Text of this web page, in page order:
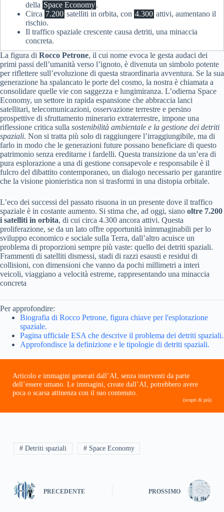
della Space Economy.
Circa 7.200 satelliti in orbita, con 4.300 attivi, aumentano il
rischio.
Il traffico spaziale crescente causa detriti, una minaccia
concreta.
La figura di Rocco Petrone, il cui nome evoca le gesta audaci dei
primi passi dell’umanità verso l’ignoto, è divenuta un simbolo potente
per riflettere sull’evoluzione di questa straordinaria avventura. Se la sua
generazione ha spalancato le porte del cosmo, la nostra è chiamata a
consolidare quelle vie con saggezza e lungimiranza. L’odierna Space
Economy, un settore in rapida espansione che abbraccia lanci
satellitari, telecomunicazioni, osservazione terrestre e persino
prospettive di sfruttamento minerario extraterrestre, impone una
riflessione critica sulla sostenibilità ambientale e la gestione dei detriti
spaziali. Non si tratta più solo di raggiungere l’irraggiungibile, ma di
farlo in modo che le generazioni future possano beneficiare di questo
patrimonio senza ereditarne i fardelli. Questa transizione da un’era di
pura esplorazione a una di gestione consapevole e responsabile è il
fulcro del dibattito contemporaneo, un dialogo necessario per garantire
che la visione pionieristica non si trasformi in una distopia orbitale.
L’eco dei successi del passato risuona in un presente dove il traffico
spaziale è in costante aumento. Si stima che, ad oggi, siano oltre 7.200
i satelliti in orbita, di cui circa 4.300 ancora attivi. Questa
proliferazione, se da un lato offre opportunità inimmaginabili per lo
sviluppo economico e sociale sulla Terra, dall’altro acuisce un
problema di proporzioni sempre più vaste: quello dei detriti spaziali.
Frammenti di satelliti dismessi, stadi di razzi esausti e residui di
collisioni, con dimensioni che vanno da pochi millimetri a interi
veicoli, viaggiano a velocità estreme, rappresentando una minaccia
concreta
Per approfondire:
Biografia di Rocco Petrone, figura chiave per l'esplorazione
spaziale.
Pagina ufficiale ESA che descrive il problema dei detriti spaziali.
Approfondisce la definizione e le tipologie di detriti spaziali.
Articolo e immagini generati dall’AI, senza interventi da parte
dell’essere umano. Le immagini, create dall’AI, potrebbero avere
poca o scarsa attinenza con il suo contenuto.
(scopri di più)
# Detriti spaziali # Space Economy
PRECEDENTE PROSSIMO